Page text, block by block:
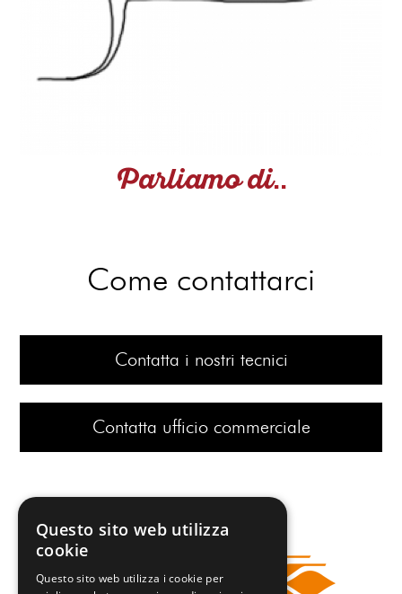
Parliamo di..
Come contattarci
Contatta i nostri tecnici
Contatta ufficio commerciale
Questo sito web utilizza
cookie
Questo sito web utilizza i cookie per